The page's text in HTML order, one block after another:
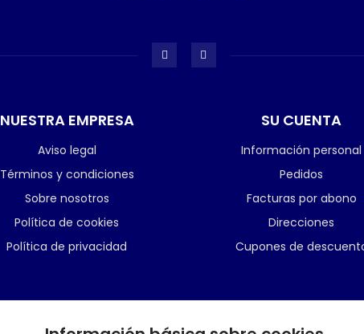
NUESTRA EMPRESA
Aviso legal
Términos y condiciones
Sobre nosotros
Política de cookies
Política de privacidad
SU CUENTA
Información personal
Pedidos
Facturas por abono
Direcciones
Cupones de